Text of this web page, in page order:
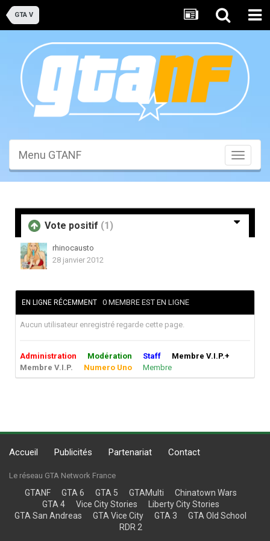
GTA V
Toggle
Menu GTANF
Vote positif (1)
rhinocausto
28 janvier 2012
EN LIGNE RÉCEMMENT 0 MEMBRE EST EN LIGNE
Aucun utilisateur enregistré regarde cette page.
Administration Modération Staff
Membre V.I.P.+
Membre V.I.P.
Numero Uno Membre
Accueil Publicités Partenariat Contact
Le réseau GTA Network France
GTANF GTA 6 GTA 5 GTAMulti
Chinatown Wars
GTA 4
Vice City Stories
Liberty City Stories
GTA San Andreas
GTA Vice City GTA 3
GTA Old School
RDR 2